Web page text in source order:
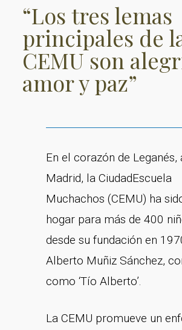
“Los tres lemas
principales de
CEMU son
amor y paz”
En el corazón de Leganés,
Madrid, la CiudadEscuela
Muchachos (CEMU) ha
hogar para más de 400
desde su fundación en
Alberto Muñiz Sánchez,
como ‘Tío Alberto’.
La CEMU promueve un